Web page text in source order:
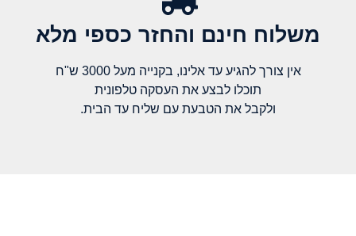
משלוח חינם והחזר כספי מלא​
אין צורך להגיע עד אלינו, בקנייה מעל 3000 ש"ח
תוכלו לבצע את העסקה טלפונית
ולקבל את הטבעת עם שליח עד הבית.